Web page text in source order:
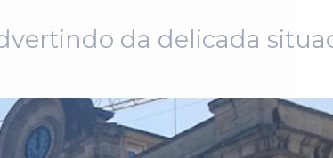
da delicada